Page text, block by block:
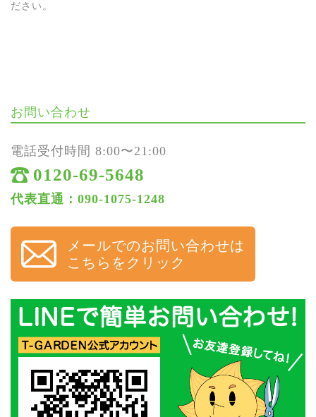
ださい。
お問い合わせ
電話受付時間 8:00〜21:00
0120-69-5648
代表直通：090-1075-1248
メールでのお問い合わせは
こちらをクリック